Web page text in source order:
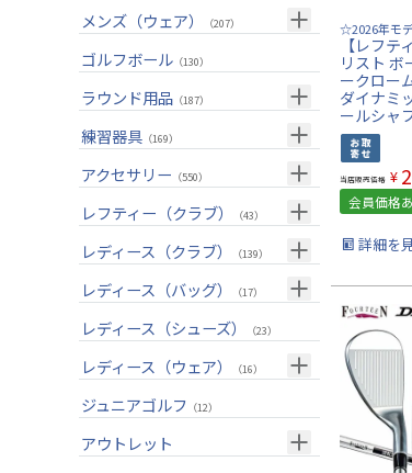
フェアウェイウッド(右用) （100）
ウェッジ(右用)
パター(右用)
チッパー(右用)（13）
USモデル（59）
カスタム
ボストンバッグ
トートバッグ
メンズ（ウェア） （207）
トップス（55）
ボトムス（26）
アウター
グローブ
その他
ゴルフボール （130）
ラウンド用品 （187）
GPSナビ（34）
距離測定器
（20）
ネームプレート
傘
練習器具 （169）
パターマット（28）
スイング練習器 （114）
アクセサリー （550）
ヘッドカバー（213）
シューズケース （7）
トラベルケース （20）
サングラス
ネックレス
レフティー（クラブ） （43）
クラブセット(左用) （1）
ドライバー(左用)（4）
フェアウェイウッド(左用)
ウェッジ(左用)
レディース（クラブ） （139）
クラブセット(女性用) （11）
ドライバー(女性用)（20）
フェアウェイウッド(女性用) （28）
レディース（バッグ） （17）
キャディバッグ （12）
クラブケース （2）
レディース（シューズ） （23）
レディース（ウェア） （16）
トップス（5）
レインウェア
ジュニアゴルフ （12）
アウトレット
☆2026年モ
【レフテ
リスト ボ
ークロー
ダイナミ
ールシャ
当店販売価格 ¥
会員価格
詳細を